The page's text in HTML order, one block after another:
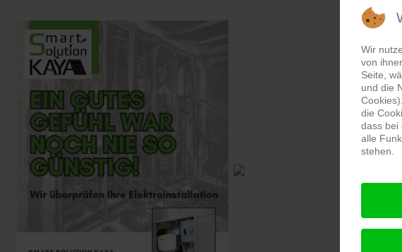
Wir
von
Seite,
und die
die
dass bei
alle
stehen.